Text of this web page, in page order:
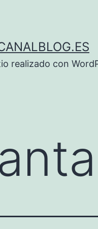
realizado con